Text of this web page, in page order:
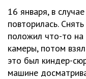
16 января, в
повторилась.
положил что-то на
камеры, потом
это был киндер-
машине